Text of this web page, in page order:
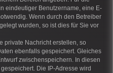
eindeutiger Benutzername, eine E-
Wenn durch den Betreiber
wurden, so ist dies für Sie vor
private Nachricht erstellen, so
ebenfalls gespeichert. Gleiches
zwischenspeichern. In diesen
Die IP-Adresse wird